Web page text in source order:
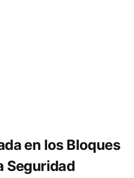
en los Bloques
Seguridad